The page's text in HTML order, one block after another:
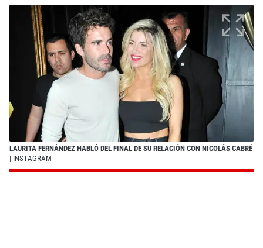
LAURITA FERNÁNDEZ HABLÓ DEL FINAL DE SU RELACIÓN CON NICOLÁS CABRÉ
| INSTAGRAM